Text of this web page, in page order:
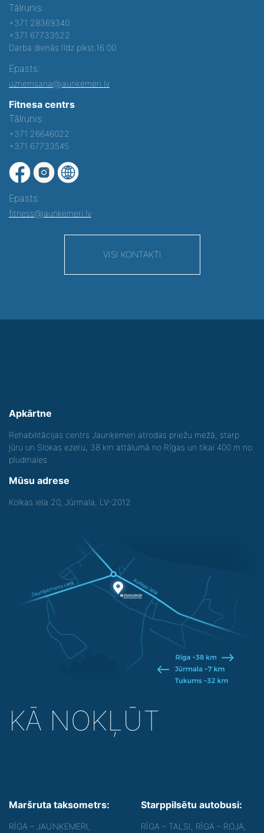
Tālrunis:
+371 28369340
+371 67733522
Darba dienās līdz plkst.16:00
Epasts:
uznemsana@jaunkemeri.lv
Fitnesa centrs
Tālrunis:
+371 26646022
+371 67733545
Epasts:
fitness@jaunkemeri.lv
VISI KONTAKTI
Apkārtne
Rehabilitācijas centrs Jaunķemeri atrodas priežu mežā, starp
jūru un Slokas ezeru, 38 km attālumā no Rīgas un tikai 400 m no
pludmales.
Mūsu adrese
Kolkas iela 20, Jūrmala, LV-2012
KĀ NOKĻŪT
Maršruta taksometrs:
RĪGA – JAUNĶEMERI,
Starppilsētu autobusi:
RĪGA – TALSI, RĪGA – ROJA,